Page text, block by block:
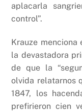
aplacarla
control”.
Krauze menciona
la devastadora
de que la
olvida relatarnos
1847, los
prefirieron cien